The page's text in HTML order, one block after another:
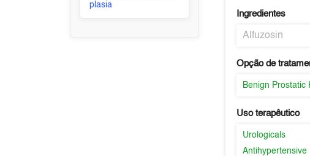
plasia
Ingredientes
Alfuzosin
Opção de
Benign Prostatic
Uso terapêutico
Urologicals
Antihypertensive